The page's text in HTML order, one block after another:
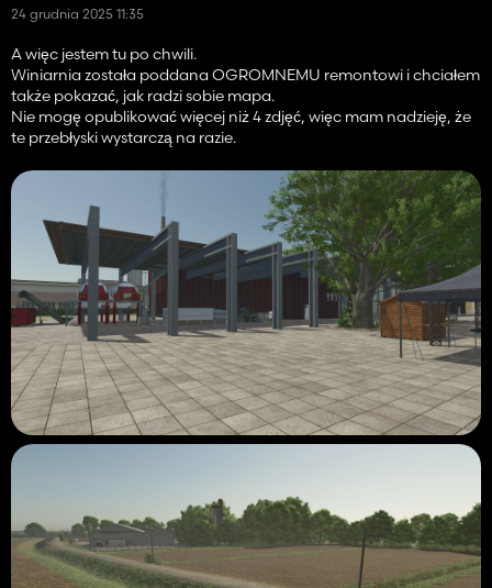
24 grudnia 2025 11:35
A więc jestem tu po chwili.
Winiarnia została poddana OGROMNEMU remontowi i chciałem
także pokazać, jak radzi sobie mapa.
Nie mogę opublikować więcej niż 4 zdjęć, więc mam nadzieję, że
te przebłyski wystarczą na razie.